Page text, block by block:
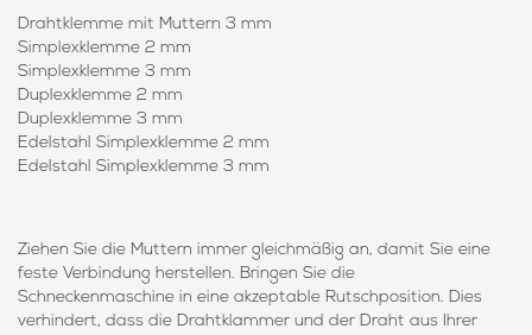
Drahtklemme mit Muttern 3 mm
Simplexklemme 2 mm
Simplexklemme 3 mm
Duplexklemme 2 mm
Duplexklemme 3 mm
Edelstahl Simplexklemme 2 mm
Edelstahl Simplexklemme 3 mm
Ziehen Sie die Muttern immer gleichmäßig an, damit Sie eine
feste Verbindung herstellen. Bringen Sie die
Schneckenmaschine in eine akzeptable Rutschposition. Dies
verhindert, dass die Drahtklammer und der Draht aus Ihrer